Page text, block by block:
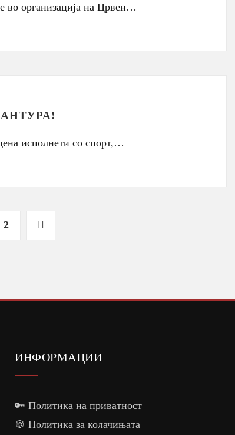
во организација на Црвен…
исполнети со спорт,…
2
ИНФОРМАЦИИ
🔑 Политика на приватност
🍪 Политика за колачињата